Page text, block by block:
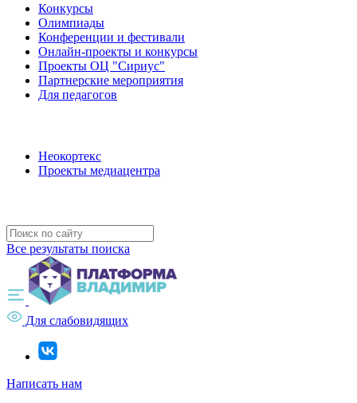
Конкурсы
Олимпиады
Конференции и фестивали
Онлайн-проекты и конкурсы
Проекты ОЦ "Сириус"
Партнерские мероприятия
Для педагогов
Неокортекс
Проекты медиацентра
Все результаты поиска
Для слабовидящих
Написать нам